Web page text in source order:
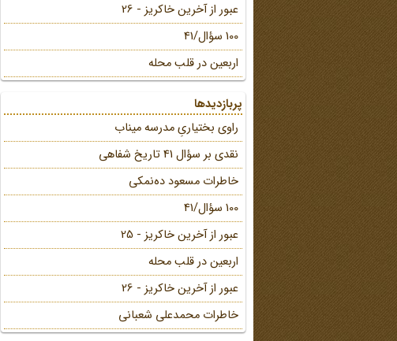
عبور از آخرین خاکریز - 26
100 سؤال/41
اربعین در قلب محله
پربازدیدها
راوی بختیاریِ مدرسه میناب
نقدی بر سؤال 41 تاریخ شفاهی
خاطرات مسعود ده‌نمکی
100 سؤال/41
عبور از آخرین خاکریز - 25
اربعین در قلب محله
عبور از آخرین خاکریز - 26
خاطرات محمد‌علی شعبانی